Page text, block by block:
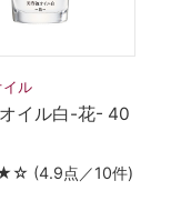
イル
イル白-花- 40
(4.9点／10件)